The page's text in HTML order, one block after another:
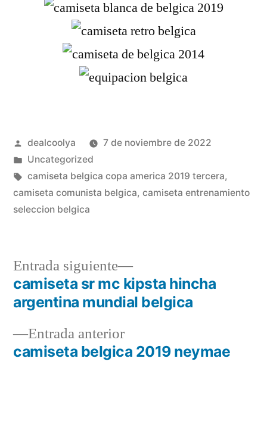
Publicado
por
dealcoolya
7 de noviembre de 2022
Publicado
en
Uncategorized
Etiquetas:
camiseta belgica copa america 2019 tercera,
camiseta comunista belgica, camiseta entrenamiento
seleccion belgica
Navegación
entradas
Entrada anteriorEntrada
anterior:
camiseta belgica 2019 neymae
Entrada siguiente
Entrada
siguiente:
camiseta sr mc kipsta hincha
argentina mundial belgica